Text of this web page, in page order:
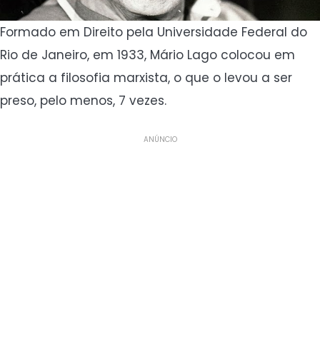
Formado em Direito pela Universidade Federal do
Rio de Janeiro, em 1933, Mário Lago colocou em
prática a filosofia marxista, o que o levou a ser
preso, pelo menos, 7 vezes.
ANÚNCIO